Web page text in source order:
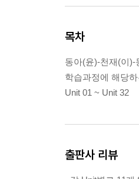
목차
동아(윤)-천재(이
학습과정에 해당
Unit 01 ~ Unit 32
출판사 리뷰